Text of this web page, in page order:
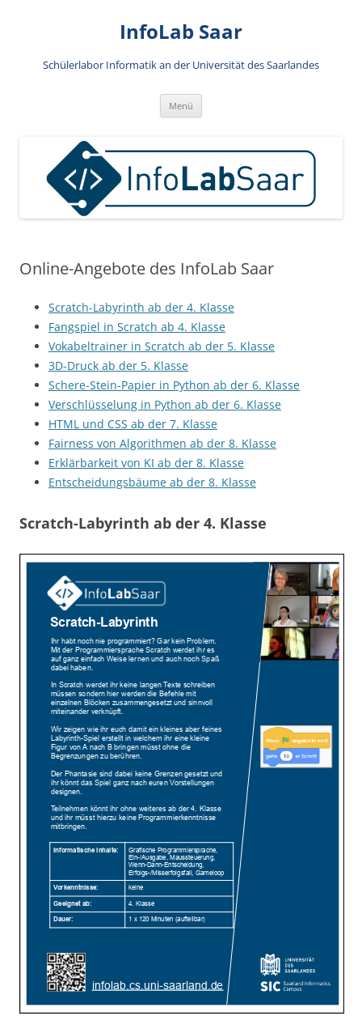
InfoLab Saar
Schülerlabor Informatik an der Universität des Saarlandes
Menü
Online-Angebote des InfoLab Saar
Scratch-Labyrinth ab der 4. Klasse
Fangspiel in Scratch ab 4. Klasse
Vokabeltrainer in Scratch ab der 5. Klasse
3D-Druck ab der 5. Klasse
Schere-Stein-Papier in Python ab der 6. Klasse
Verschlüsselung in Python ab der 6. Klasse
HTML und CSS ab der 7. Klasse
Fairness von Algorithmen ab der 8. Klasse
Erklärbarkeit von KI ab der 8. Klasse
Entscheidungsbäume ab der 8. Klasse
Scratch-Labyrinth ab der 4. Klasse